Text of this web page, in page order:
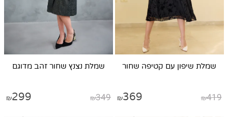
שמלת שיפון עם קטיפה שחור
₪419
₪369
שמלת נצנץ שחור זהב מדוגם
₪349
₪299